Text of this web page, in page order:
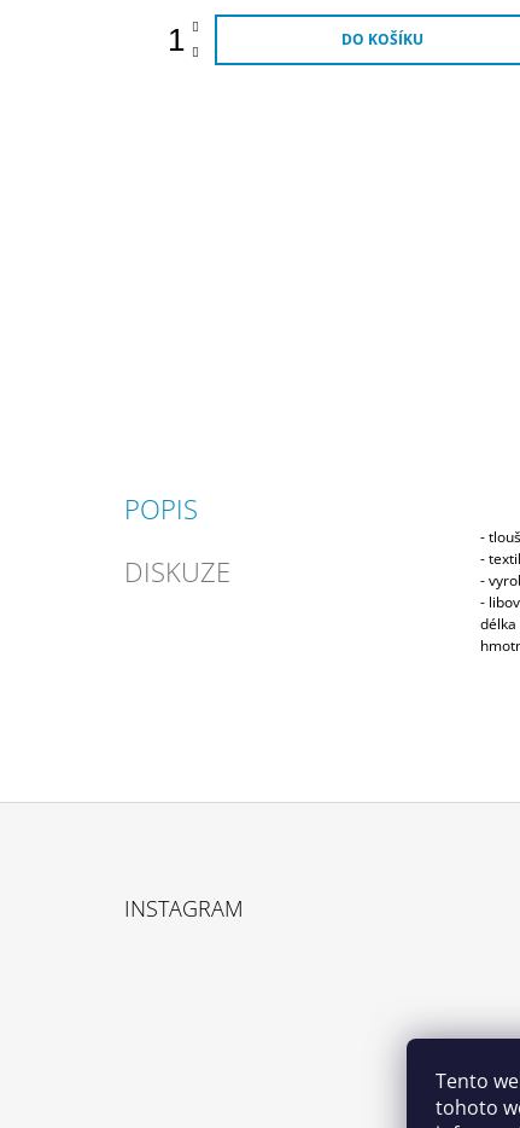
Tento
tohoto
DO KOŠÍKU
POPIS
DISKUZE
-
-
-
-
délka
INSTAGRAM